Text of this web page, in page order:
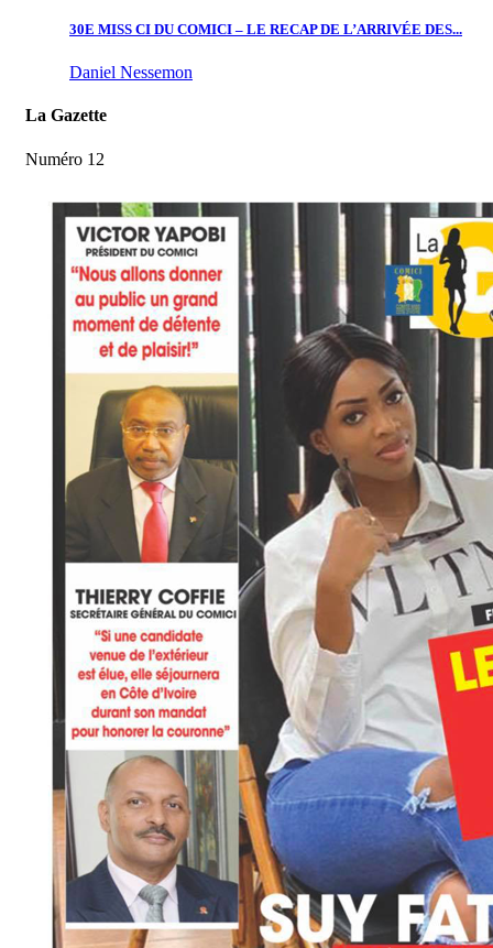
30E MISS CI DU COMICI – LE RECAP DE L’ARRIVÉE DES...
Daniel Nessemon
La Gazette
Numéro 12